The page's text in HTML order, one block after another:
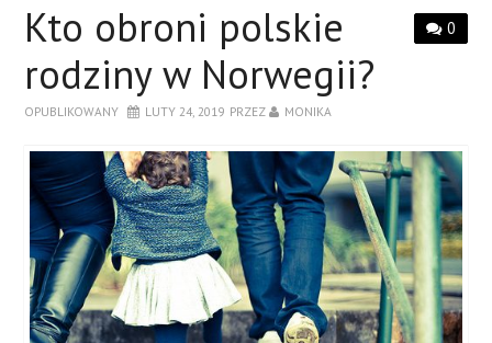
0
Kto obroni polskie
rodziny w Norwegii?
OPUBLIKOWANY LUTY 24, 2019 PRZEZ MONIKA